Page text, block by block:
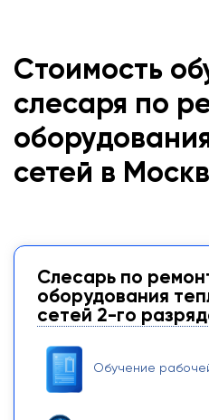
Стоимость
слесаря по
сетей в
Слесарь по
оборудования
сетей 2-го
Обучение